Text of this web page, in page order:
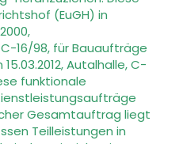
(EuGH) in
16/98, für Bauaufträge
15.03.2012, Autalhalle, C-
funktionale
Gesamtauftrag liegt
Teilleistungen in